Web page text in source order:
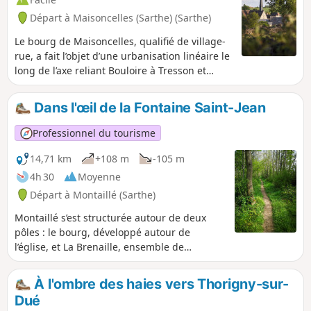
Départ à Maisoncelles (Sarthe) (Sarthe)
Le bourg de Maisoncelles, qualifié de village-
rue, a fait l’objet d’une urbanisation linéaire le
long de l’axe reliant Bouloire à Tresson et
Écorpain, perpendiculaire au Ruisseau de
l’Étangsort. Bien que difficile à dater
précisément, l’imposante Église Notre-Dame,
remontant peut-être à l’époque romane, est
sans nulle doute l’édifice le plus ancien du
bourg. Vous pourrez toutefois observer les
équipements ruraux typiques de la IIIe
République, à l’instar de la pompe publique
placée au pied de l’église. En direction du
cimetière, vous verrez sur la droite l’ancien
lavoir communal récemment transformé pour
l’accueil des randonneurs et plus haut, une
ancienne école identifiable à son volume à
étage et à ses encadrements de briques.
Dans l'œil de la Fontaine Saint-Jean
Professionnel du tourisme
14,71 km
+108 m
-105 m
4h 30
Moyenne
Départ à Montaillé (Sarthe)
Montaillé s’est structurée autour de deux
pôles : le bourg, développé autour de
l’église, et La Brenaille, ensemble de
hameaux et de fermes au Nord du village. Le
site de la Brenaille semble avoir été occupé
dès l'époque antique, de son côté, le bourg
semble avoir connu une occupation gallo-
À l'ombre des haies vers Thorigny-sur-
Dué